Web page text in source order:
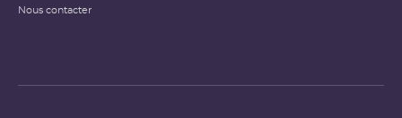
Nous contacter